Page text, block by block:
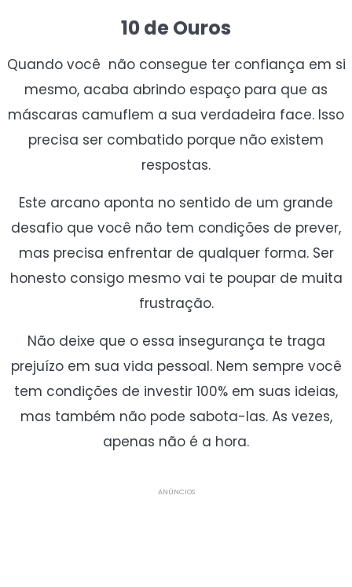
10 de Ouros
Quando você não consegue ter confiança em si
mesmo, acaba abrindo espaço para que as
máscaras camuflem a sua verdadeira face. Isso
precisa ser combatido porque não existem
respostas.
Este arcano aponta no sentido de um grande
desafio que você não tem condições de prever,
mas precisa enfrentar de qualquer forma. Ser
honesto consigo mesmo vai te poupar de muita
frustração.
Não deixe que o essa insegurança te traga
prejuízo em sua vida pessoal. Nem sempre você
tem condições de investir 100% em suas ideias,
mas também não pode sabota-las. As vezes,
apenas não é a hora.
ANÚNCIOS